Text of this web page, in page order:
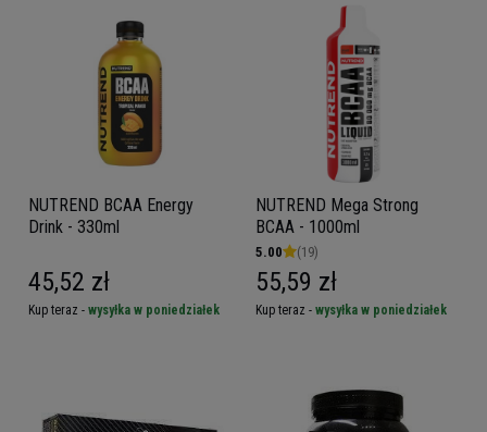
NUTREND BCAA Energy
Drink - 330ml
45,52 zł
Kup teraz - wysyłka w poniedziałek
NUTREND Mega Strong
BCAA - 1000ml
5.00 (19)
55,59 zł
Kup teraz - wysyłka w poniedziałek